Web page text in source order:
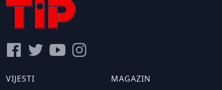
VIJESTI
MAGAZIN